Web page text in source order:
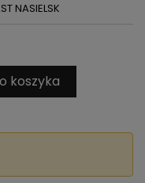
NASIELSK
koszyka